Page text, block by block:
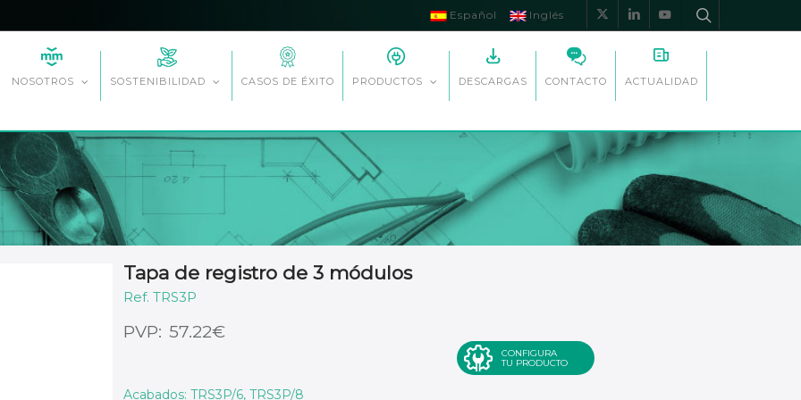
x-
linkedinyoutube
Español Inglés
NOSOTROS SOSTENIBILIDAD CASOS DE ÉXITO PRODUCTOS DESCARGAS CONTACTO ACTUALIDAD
Tapa de registro de 3 módulos
57.22€
TRS3P
CONFIGURA
TU PRODUCTO
Acabados: TRS3P/6, TRS3P/8